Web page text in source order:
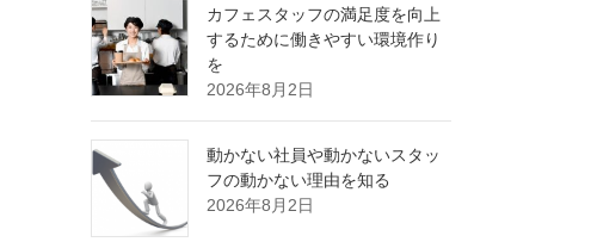
カフェスタッフの満足度を向上
するために働きやすい環境作り
を
2026年8月2日
動かない社員や動かないスタッ
フの動かない理由を知る
2026年8月2日